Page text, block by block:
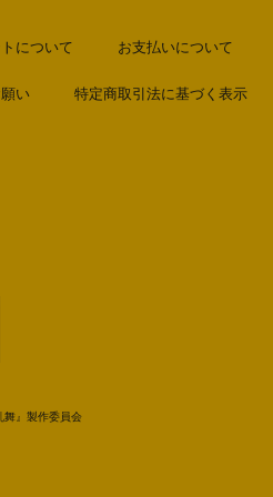
について お支払いについて
い 特定商取引法に基づく表示
舞』製作委員会